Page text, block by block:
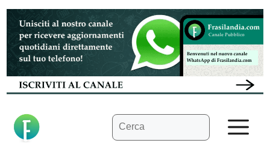
Vai
contenuto
Ricerca
per: